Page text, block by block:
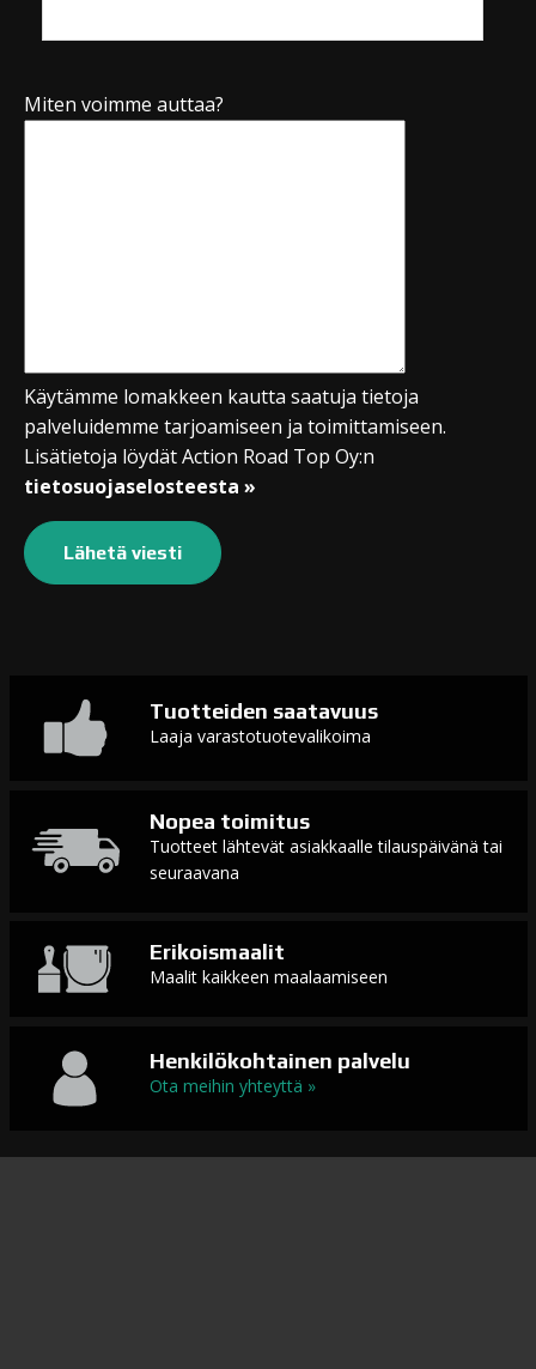
Miten voimme auttaa?
Käytämme lomakkeen kautta saatuja tietoja
palveluidemme tarjoamiseen ja toimittamiseen.
Lisätietoja löydät Action Road Top Oy:n
tietosuojaselosteesta »
Tuotteiden saatavuus
Laaja varastotuotevalikoima
Nopea toimitus
Tuotteet lähtevät asiakkaalle tilauspäivänä tai
seuraavana
Erikoismaalit
Maalit kaikkeen maalaamiseen
Henkilökohtainen palvelu
Ota meihin yhteyttä »